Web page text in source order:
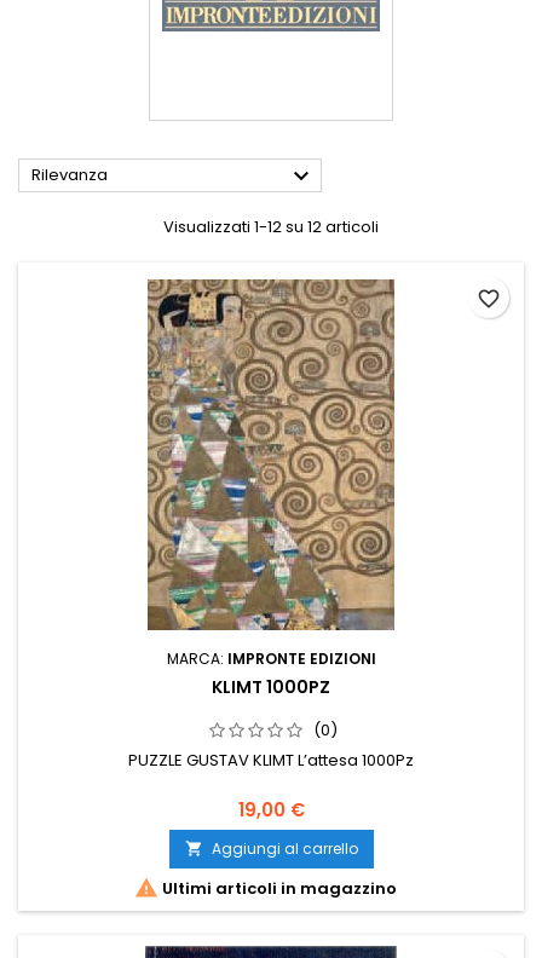
Rilevanza 
Visualizzati 1-12 su 12 articoli
MARCA: IMPRONTE EDIZIONI
KLIMT 1000PZ
(0)
PUZZLE GUSTAV KLIMT L’attesa 1000Pz
19,00 €
 Aggiungi al carrello
 Ultimi articoli in magazzino
favorite_border